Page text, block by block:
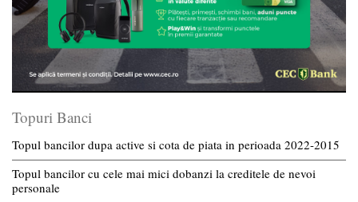
Topuri Banci
Topul bancilor dupa active si cota de piata in perioada 2022-2015
Topul bancilor cu cele mai mici dobanzi la creditele de nevoi
personale